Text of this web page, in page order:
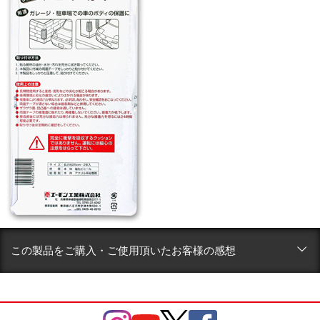
この製品をご購入・ご使用頂いたお客様の感想